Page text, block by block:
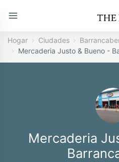
Hogar Ciudades
Mercaderia Justo & Bueno -
Mercaderia